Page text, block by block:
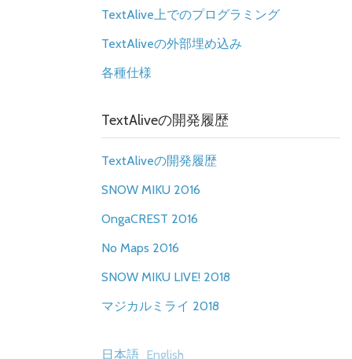
TextAlive上でのプログラミング
TextAliveの外部埋め込み
各種仕様
TextAliveの開発履歴
TextAliveの開発履歴
SNOW MIKU 2016
OngaCREST 2016
No Maps 2016
SNOW MIKU LIVE! 2018
マジカルミライ 2018
日本語 English